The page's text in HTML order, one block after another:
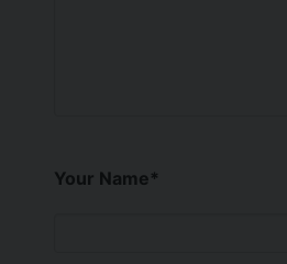
Your Name*